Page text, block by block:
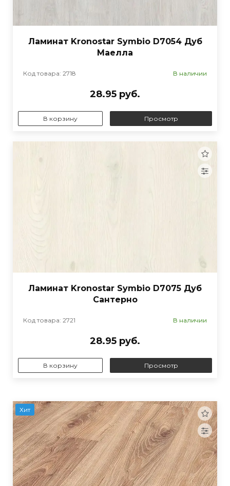
Ламинат Kronostar Symbio D7054 Дуб
Маелла
Код товара: 2718 В наличии
28.95 руб.
В корзину Просмотр
Ламинат Kronostar Symbio D7075 Дуб
Сантерно
Код товара: 2721 В наличии
28.95 руб.
В корзину Просмотр
Хит